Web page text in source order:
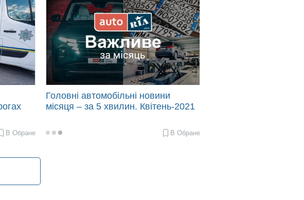
В Обране
Головні автомобільні новини
місяця – за 5 хвилин. Квітень-2021
2021-
В Обране